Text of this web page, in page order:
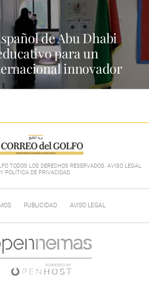
de Abu Dhabi
para un
innovador
TODOS LOS DERECHOS RESERVADOS. AVISO LEGAL
Y POLÍTICA DE PRIVACIDAD.
PUBLICIDAD AVISO LEGAL